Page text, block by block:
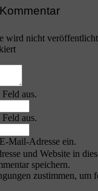
wird nicht
aus.
aus.
Mail-Adresse ein.
und Website in
speichern.
zustimmen, um